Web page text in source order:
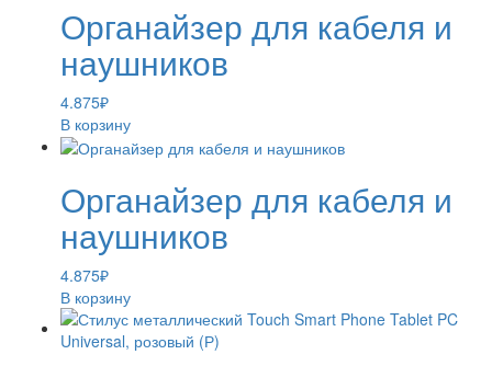
Органайзер для кабеля и
наушников
4.875₽
В корзину
Органайзер для кабеля и
наушников
4.875₽
В корзину